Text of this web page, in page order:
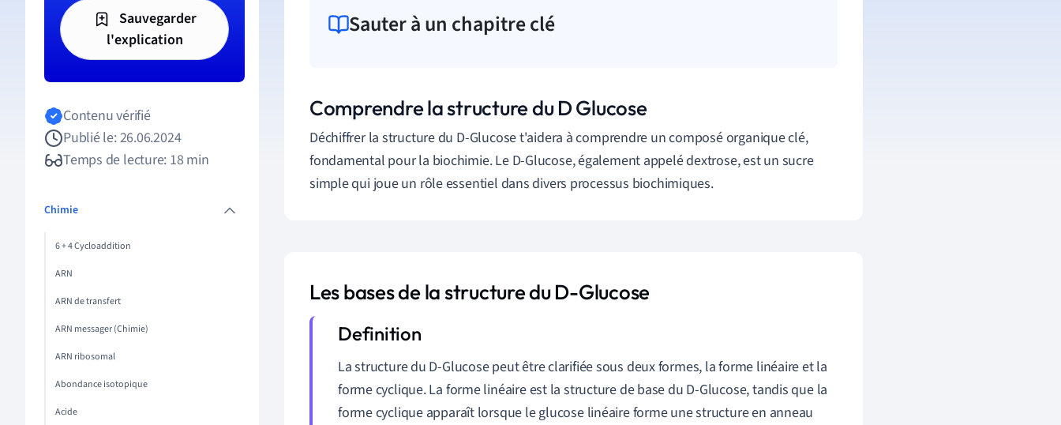
Sauvegarder
l'explication
Contenu vérifié
Publié le: 26.06.2024
Temps de lecture: 18 min
Chimie
6 + 4 Cycloaddition
ARN
ARN de transfert
ARN messager (Chimie)
ARN ribosomal
Abondance isotopique
Acide
Sauter à un chapitre clé
Comprendre la structure du D Glucose
Déchiffrer la structure du D-Glucose t'aidera à comprendre un composé organique clé,
fondamental pour la biochimie. Le D-Glucose, également appelé dextrose, est un sucre
simple qui joue un rôle essentiel dans divers processus biochimiques.
Les bases de la structure du D-Glucose
La structure du D-Glucose peut être clarifiée sous deux formes, la forme linéaire et la
forme cyclique. La forme linéaire est la structure de base du D-Glucose, tandis que la
forme cyclique apparaît lorsque le glucose linéaire forme une structure en anneau